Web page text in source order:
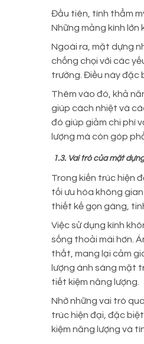
Đầu tiên, tính thẩm
Những mảng kính
Ngoài ra, mặt dựng
chống chọi với các
trường. Điều này đặc
Thêm vào đó, khả
giúp cách nhiệt và
đó giúp giảm chi phí
lượng mà còn góp
1.3. Vai trò của mặt
Trong kiến trúc hiện
tối ưu hóa không
thiết kế gọn gàng,
Việc sử dụng kính
sống thoải mái hơn.
thất, mang lại cảm
lượng ánh sáng mặt
tiết kiệm năng lượng.
Nhờ những vai trò
trúc hiện đại, đặc
kiệm năng lượng và